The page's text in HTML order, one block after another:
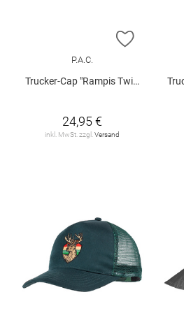
ZUR
P.A.C.
Trucker-Cap "Rampis Twill"
24,95 €
inkl. MwSt. zzgl. Versand